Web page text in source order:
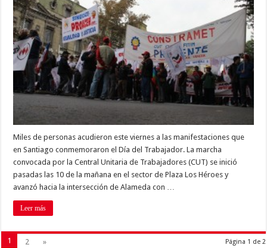
Miles de personas acudieron este viernes a las manifestaciones que
en Santiago conmemoraron el Día del Trabajador. La marcha
convocada por la Central Unitaria de Trabajadores (CUT) se inició
pasadas las 10 de la mañana en el sector de Plaza Los Héroes y
avanzó hacia la intersección de Alameda con …
Leer más
Página 1 de 2
1 2 »